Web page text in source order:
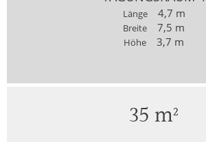
Länge 4,7 m
Breite 7,5 m
Höhe 3,7 m
35 m²